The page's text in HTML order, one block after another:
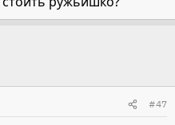
#47